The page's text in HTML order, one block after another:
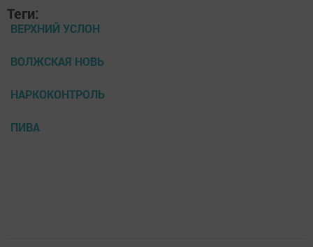
Теги:
ВЕРХНИЙ УСЛОН
ВОЛЖСКАЯ НОВЬ
НАРКОКОНТРОЛЬ
ПИВА